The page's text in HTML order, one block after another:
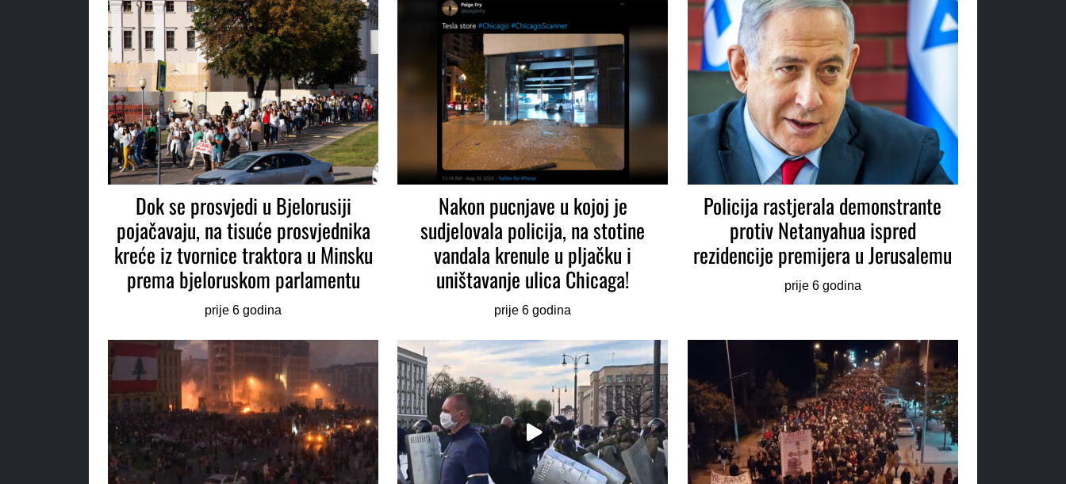
Dok se prosvjedi u Bjelorusiji
pojačavaju, na tisuće prosvjednika
kreće iz tvornice traktora u Minsku
prema bjeloruskom parlamentu
prije 6 godina
Nakon pucnjave u kojoj je
sudjelovala policija, na stotine
vandala krenule u pljačku i
uništavanje ulica Chicaga!
prije 6 godina
Policija rastjerala demonstrante
protiv Netanyahua ispred
rezidencije premijera u Jerusalemu
prije 6 godina